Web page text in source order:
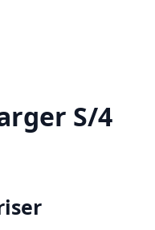
S/4